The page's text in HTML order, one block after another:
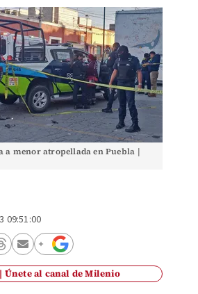
a menor atropellada en Puebla |
09:51:00
Únete al canal de Milenio